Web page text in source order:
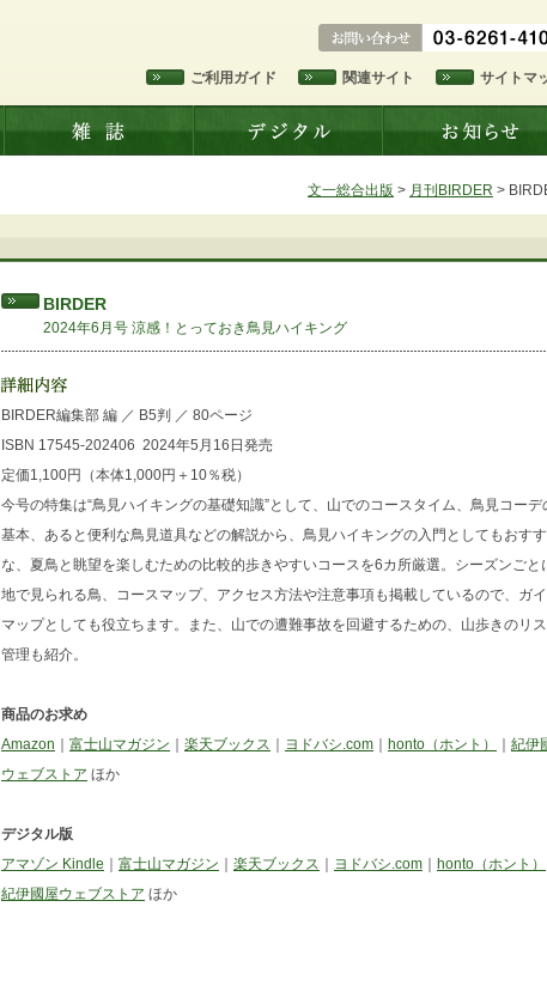
サイトマ
関連サイト
ご利用ガイド
文一総合出版 > 月刊BIRDER >
BIRDER
2024年6月号 涼感！とっておき鳥見ハイキング
BIRDER編集部 編 ／ B5判 ／ 80ページ
ISBN 17545-202406 2024年5月16日発売
定価1,100円（本体1,000円＋10％税）
今号の特集は“鳥見ハイキングの基礎知識”として、山でのコースタイム、鳥見コーデ
基本、あると便利な鳥見道具などの解説から、鳥見ハイキングの入門としてもおす
な、夏鳥と眺望を楽しむための比較的歩きやすいコースを6カ所厳選。シーズンごと
地で見られる鳥、コースマップ、アクセス方法や注意事項も掲載しているので、ガ
マップとしても役立ちます。また、山での遭難事故を回避するための、山歩きのリ
管理も紹介。
商品のお求め
Amazon
富士山マガジン 楽天ブックス ヨドバシ.com honto（ホント）
紀伊
ウェブストア ほか
デジタル版
アマゾン Kindle
富士山マガジン 楽天ブックス ヨドバシ.com honto（ホント）
紀伊國屋ウェブストア ほか